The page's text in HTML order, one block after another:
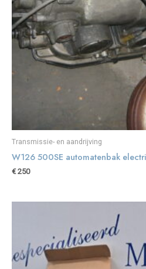
Transmissie- en aandrijving
W126 500SE automatenbak
€250